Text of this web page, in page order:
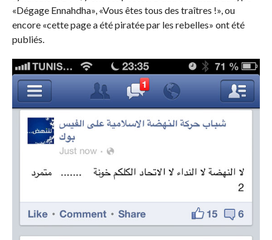
«Dégage Ennahdha», «Vous êtes tous des traîtres !», ou
encore «cette page a été piratée par les rebelles» ont été
publiés.